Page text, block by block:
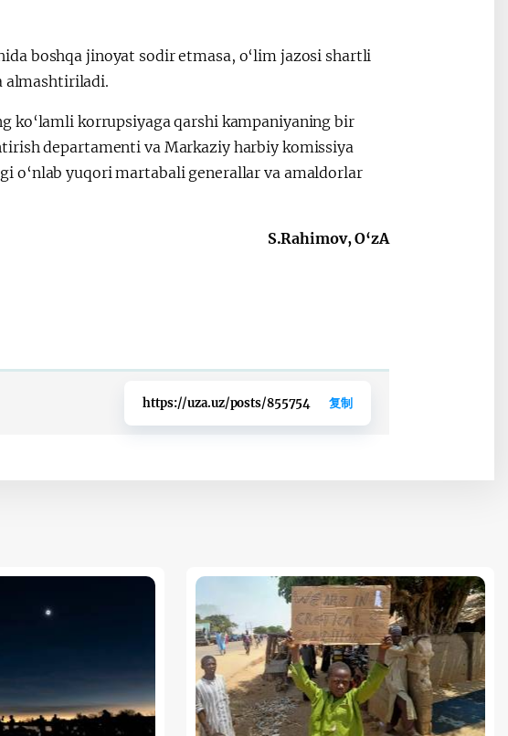
boshqa jinoyat sodir etmasa, o‘lim jazosi shartli
almashtiriladi.
ko‘lamli korrupsiyaga qarshi kampaniyaning bir
departamenti va Markaziy harbiy komissiya
o‘nlab yuqori martabali generallar va amaldorlar
S.Rahimov, O‘zA
https://uza.uz/posts/855754 复制